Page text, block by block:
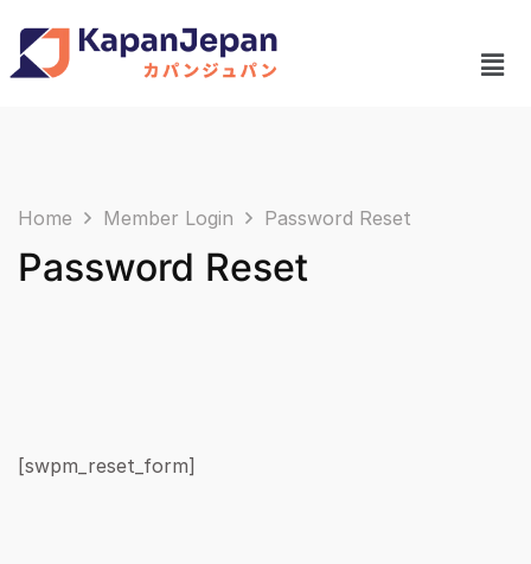
Home Member Login Password Reset
Password Reset
[swpm_reset_form]